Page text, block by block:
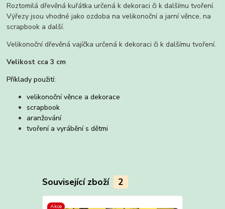
Roztomilá dřevěná kuřátka určená k dekoraci či k dalšímu tvoření.
Výřezy jsou vhodné jako ozdoba na velikonoční a jarní věnce, na
scrapbook a další.
Velikonoční dřevěná vajíčka určená k dekoraci či k dalšímu tvoření.
Velikost cca 3 cm
Příklady použití:
velikonoční věnce a dekorace
scrapbook
aranžování
tvoření a vyrábění s dětmi
Související zboží 2
Akce